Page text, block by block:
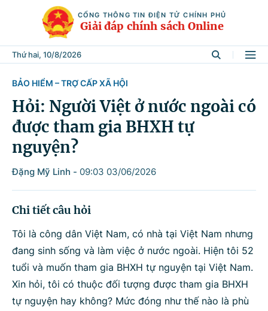
CỔNG THÔNG TIN ĐIỆN TỬ CHÍNH PHỦ
Giải đáp chính sách Online
Thứ hai, 10/8/2026
Tìm kiếm
Từ khóa
Tìm trong
Lĩnh vực
Bộ ngành
BẢO HIỂM – TRỢ CẤP XÃ HỘI
Hỏi: Người Việt ở nước ngoài có
được tham gia BHXH tự
nguyện?
Đặng Mỹ Linh - 09:03 03/06/2026
Chi tiết câu hỏi
Tôi là công dân Việt Nam, có nhà tại Việt Nam nhưng
đang sinh sống và làm việc ở nước ngoài. Hiện tôi 52
tuổi và muốn tham gia BHXH tự nguyện tại Việt Nam.
Xin hỏi, tôi có thuộc đối tượng được tham gia BHXH
tự nguyện hay không? Mức đóng như thế nào là phù